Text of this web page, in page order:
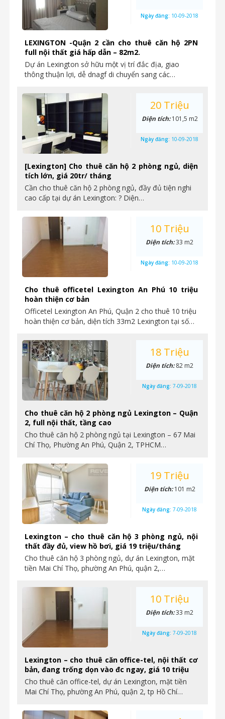
LEXINGTON -Quận 2 cần cho thuê căn hộ 2PN
full nội thất giá hấp dẫn – 82m2.
Dự án Lexington sở hữu một vị trí đắc địa, giao
thông thuận lợi, dễ dnagf di chuyển sang các…
Ngày đăng: 10-09-2018
[Lexington] Cho thuê căn hộ 2 phòng ngủ, diện
tích lớn, giá 20tr/ tháng
Cần cho thuê căn hộ 2 phòng ngủ, đầy đủ tiện nghi
cao cấp tại dự án Lexington: ? Diện…
20 Triệu
Diện tích:101,5 m2
Ngày đăng: 10-09-2018
Cho thuê officetel Lexington An Phú 10 triệu
hoàn thiện cơ bản
Officetel Lexington An Phú, Quận 2 cho thuê 10 triệu
hoàn thiện cơ bản, diện tích 33m2 Lexington tại số…
10 Triệu
Diện tích:33 m2
Ngày đăng: 10-09-2018
Cho thuê căn hộ 2 phòng ngủ Lexington – Quận
2, full nội thất, tầng cao
Cho thuê căn hộ 2 phòng ngủ tại Lexington – 67 Mai
Chí Thọ, Phường An Phú, Quận 2, TPHCM…
18 Triệu
Diện tích:82 m2
Ngày đăng: 7-09-2018
Lexington – cho thuê căn hộ 3 phòng ngủ, nội
thất đầy đủ, view hồ bơi, giá 19 triệu/tháng
Cho thuê căn hộ 3 phòng ngủ, dự án Lexington, mặt
tiền Mai Chí Thọ, phường An Phú, quận 2,…
19 Triệu
Diện tích:101 m2
Ngày đăng: 7-09-2018
Lexington – cho thuê căn office-tel, nội thất cơ
bản, đang trống dọn vào đc ngay, giá 10 triệu
Cho thuê căn office-tel, dự án Lexington, mặt tiền
Mai Chí Thọ, phường An Phú, quận 2, tp Hồ Chí…
10 Triệu
Diện tích:33 m2
Ngày đăng: 7-09-2018